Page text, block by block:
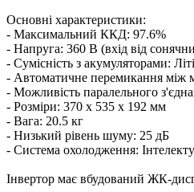
Основні характеристики:
- Максимальний ККД: 97.6%
- Напруга: 360 В (вхід від
- Сумісність з акумуляторами:
- Автоматичне перемикання
- Можливість паралельного
- Розміри: 370 x 535 x 192 мм
- Вага: 20.5 кг
- Низький рівень шуму: 25 дБ
- Система охолодження:
Інвертор має вбудований ЖК-